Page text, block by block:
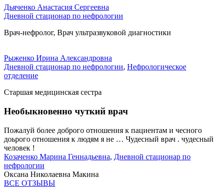
Дьяченко Анастасия Сергеевна
Дневной стационар по нефрологии
Врач-нефролог, Врач ультразвуковой диагностики
Рыженко Ирина Александровна
Дневной стационар по нефрологии, Нефрологическое
отделение
Старшая медицинская сестра
Необыкновенно чуткий врач
Пожалуй более доброго отношения к пациентам и чесного
доьрого отношения к людям я не … Чудесный врач . чудесный
человек !
Козаченко Марина Геннадьевна, Дневной стационар по
нефрологии
Оксана Николаевна Макина
ВСЕ ОТЗЫВЫ